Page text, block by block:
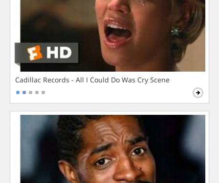
Cadillac Records - All I Could Do Was Cry Scene